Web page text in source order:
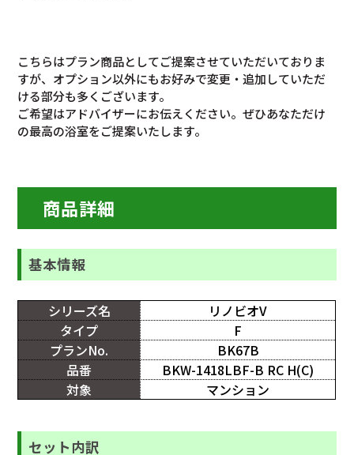
こちらはプラン商品としてご提案させていただいておりま
すが、オプション以外にもお好みで変更・追加していただ
ける部分も多くございます。
ご希望はアドバイザーにお伝えください。ぜひあなただけ
の最高の浴室をご提案いたします。
商品詳細
基本情報
シリーズ名
リノビオV
タイプ
F
プランNo.
BK67B
品番
BKW-1418LBF-B RC H(C)
対象
マンション
セット内訳